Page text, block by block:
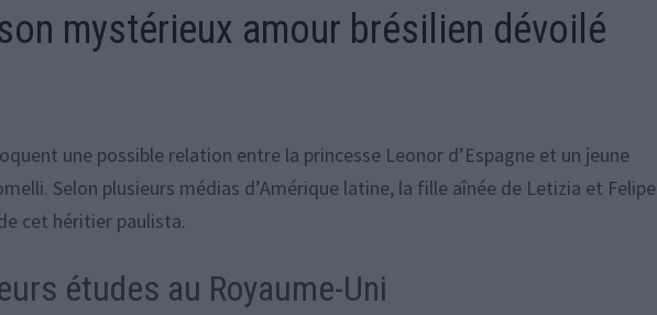
mystérieux amour brésilien dévoilé
une possible relation entre la princesse Leonor d’Espagne et un jeune
Selon plusieurs médias d’Amérique latine, la fille aînée de Letizia et Felipe
cet héritier paulista.
études au Royaume-Uni